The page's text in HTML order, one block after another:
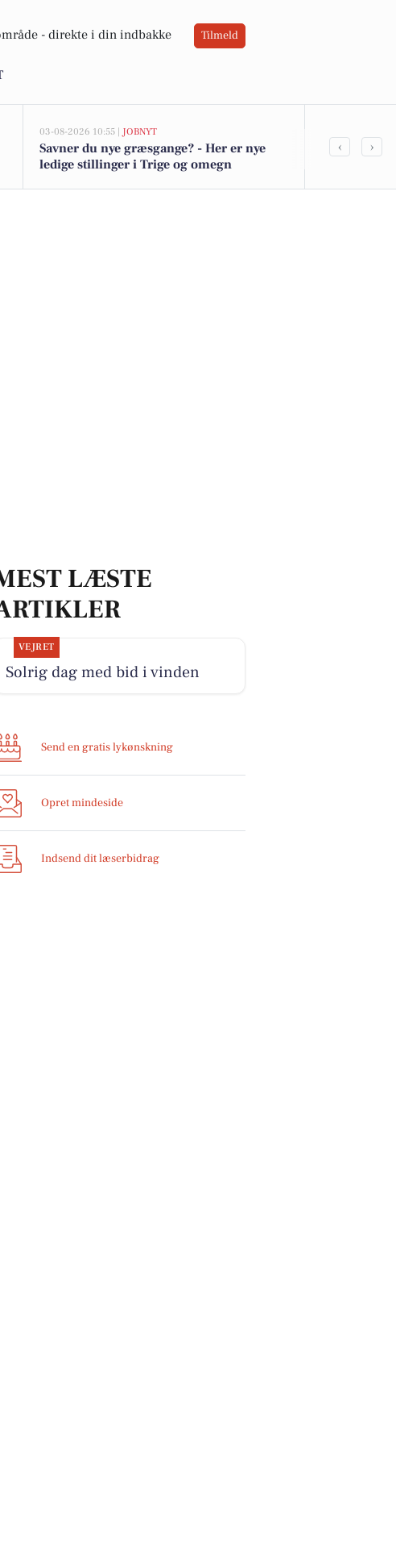
- direkte i din indbakke Tilmeld
03-08-2026 10:55 | JOBNYT
Savner du nye græsgange? - Her er nye
ledige stillinger i Trige og omegn
Ambitiøs
‹ ›
LÆSTE
VEJRET
Solrig dag med bid i vinden
Send en gratis lykønskning
Opret mindeside
Indsend dit læserbidrag